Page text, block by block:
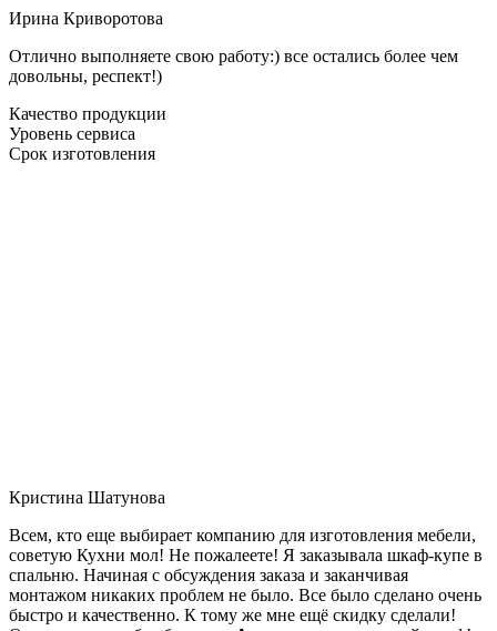
Ирина Криворотова
Отлично выполняете свою работу:) все остались более чем
довольны, респект!)
Качество продукции
Уровень сервиса
Срок изготовления
Кристина Шатунова
Всем, кто еще выбирает компанию для изготовления мебели,
советую Кухни мол! Не пожалеете! Я заказывала шкаф-купе в
спальню. Начиная с обсуждения заказа и заканчивая
монтажом никаких проблем не было. Все было сделано очень
быстро и качественно. К тому же мне ещё скидку сделали!